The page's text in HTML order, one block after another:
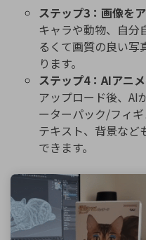
ステップ3：画像を
キャラや動物、自分
るくて画質の良い写
ります。
ステップ4：AIアニ
アップロード後、AI
ーターパック/フィ
テキスト、背景など
できます。